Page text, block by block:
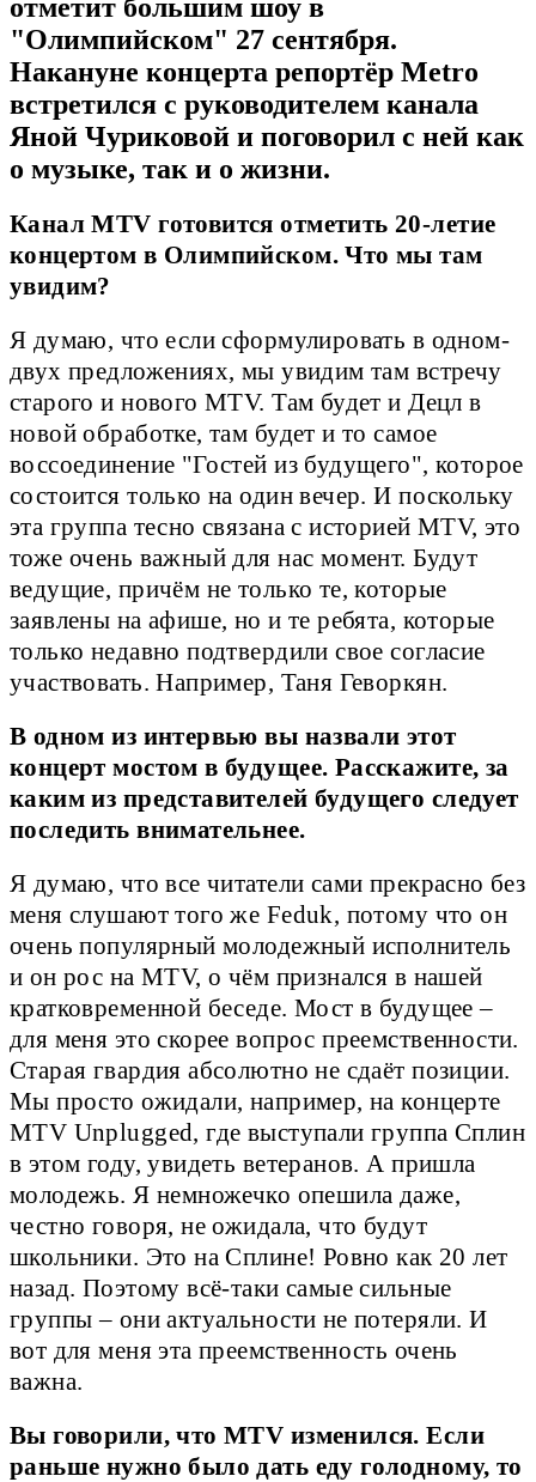
отметит большим шоу в
"Олимпийском" 27 сентября.
Накануне концерта репортёр Metro
встретился с руководителем канала
Яной Чуриковой и поговорил с ней как
о музыке, так и о жизни.
Канал MTV готовится отметить 20-летие
концертом в Олимпийском. Что мы там
увидим?
Я думаю, что если сформулировать в одном-
двух предложениях, мы увидим там встречу
старого и нового MTV. Там будет и Децл в
новой обработке, там будет и то самое
воссоединение "Гостей из будущего", которое
состоится только на один вечер. И поскольку
эта группа тесно связана с историей MTV, это
тоже очень важный для нас момент. Будут
ведущие, причём не только те, которые
заявлены на афише, но и те ребята, которые
только недавно подтвердили свое согласие
участвовать. Например, Таня Геворкян.
В одном из интервью вы назвали этот
концерт мостом в будущее. Расскажите, за
каким из представителей будущего следует
последить внимательнее.
Я думаю, что все читатели сами прекрасно без
меня слушают того же Feduk, потому что он
очень популярный молодежный исполнитель
и он рос на MTV, о чём признался в нашей
кратковременной беседе. Мост в будущее –
для меня это скорее вопрос преемственности.
Старая гвардия абсолютно не сдаёт позиции.
Мы просто ожидали, например, на концерте
MTV Unplugged, где выступали группа Сплин
в этом году, увидеть ветеранов. А пришла
молодежь. Я немножечко опешила даже,
честно говоря, не ожидала, что будут
школьники. Это на Сплине! Ровно как 20 лет
назад. Поэтому всё-таки самые сильные
группы – они актуальности не потеряли. И
вот для меня эта преемственность очень
важна.
Вы говорили, что MTV изменился. Если
раньше нужно было дать еду голодному, то